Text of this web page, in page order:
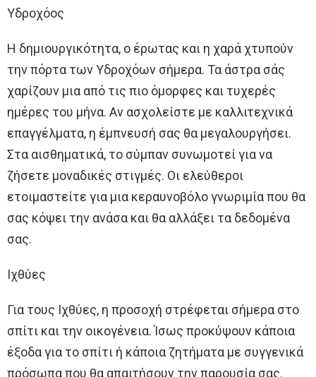
Υδροχόος
Η δημιουργικότητα, ο έρωτας και η χαρά χτυπούν
την πόρτα των Υδροχόων σήμερα. Τα άστρα σάς
χαρίζουν μια από τις πιο όμορφες και τυχερές
ημέρες του μήνα. Αν ασχολείστε με καλλιτεχνικά
επαγγέλματα, η έμπνευσή σας θα μεγαλουργήσει.
Στα αισθηματικά, το σύμπαν συνωμοτεί για να
ζήσετε μοναδικές στιγμές. Οι ελεύθεροι
ετοιμαστείτε για μια κεραυνοβόλο γνωριμία που θα
σας κόψει την ανάσα και θα αλλάξει τα δεδομένα
σας.
Ιχθύες
Για τους Ιχθύες, η προσοχή στρέφεται σήμερα στο
σπίτι και την οικογένεια. Ίσως προκύψουν κάποια
έξοδα για το σπίτι ή κάποια ζητήματα με συγγενικά
πρόσωπα που θα απαιτήσουν την παρουσία σας.